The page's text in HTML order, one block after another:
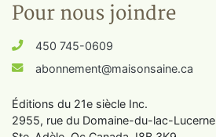
Pour nous joindre
450 745-0609
abonnement@maisonsaine.ca
Éditions du 21e siècle Inc.
2955, rue du Domaine-du-lac-Lucerne